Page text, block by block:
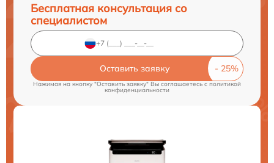
Бесплатная консультация со
специалистом
Оставить заявку
Нажимая на кнопку "Оставить заявку" Вы соглашаетесь cполитикой
конфиденциальности